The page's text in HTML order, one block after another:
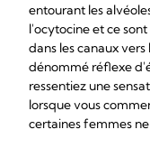
entourant les
l'ocytocine et ce
dans les canaux
dénommé réflexe
ressentiez une
lorsque vous
certaines femmes